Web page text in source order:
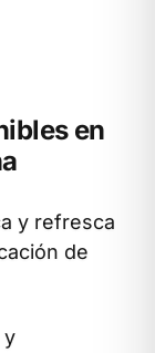
en
y refresca
de
y